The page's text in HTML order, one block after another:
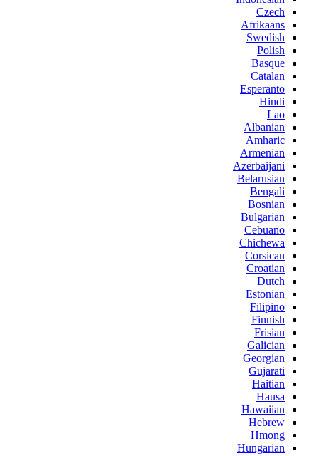
Czech
Afrikaans
Swedish
Polish
Basque
Catalan
Esperanto
Hindi
Lao
Albanian
Amharic
Armenian
Azerbaijani
Belarusian
Bengali
Bosnian
Bulgarian
Cebuano
Chichewa
Corsican
Croatian
Dutch
Estonian
Filipino
Finnish
Frisian
Galician
Georgian
Gujarati
Haitian
Hausa
Hawaiian
Hebrew
Hmong
Hungarian